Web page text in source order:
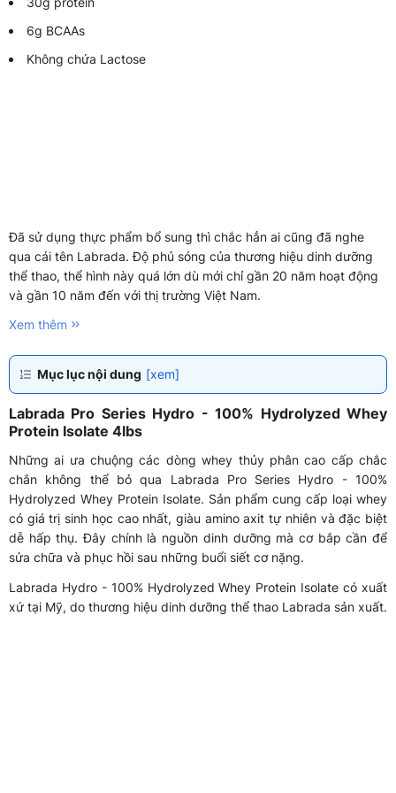
6g BCAAs
Không chứa Lactose
Đã sử dụng thực phẩm bổ sung thì chắc hẳn ai cũng đã nghe
qua cái tên Labrada. Độ phủ sóng của thương hiệu dinh dưỡng
thể thao, thể hình này quá lớn dù mới chỉ gần 20 năm hoạt động
và gần 10 năm đến với thị trường Việt Nam.
Xem thêm
Mục lục nội dung [xem]
Labrada Pro Series Hydro - 100% Hydrolyzed Whey
Protein Isolate 4lbs
Những ai ưa chuộng các dòng whey thủy phân cao cấp chắc
chắn không thể bỏ qua Labrada Pro Series Hydro - 100%
Hydrolyzed Whey Protein Isolate. Sản phẩm cung cấp loại whey
có giá trị sinh học cao nhất, giàu amino axit tự nhiên và đặc biệt
dễ hấp thụ. Đây chính là nguồn dinh dưỡng mà cơ bắp cần để
sửa chữa và phục hồi sau những buổi siết cơ nặng.
Labrada Hydro - 100% Hydrolyzed Whey Protein Isolate có xuất
xứ tại Mỹ, do thương hiệu dinh dưỡng thể thao Labrada sản xuất.